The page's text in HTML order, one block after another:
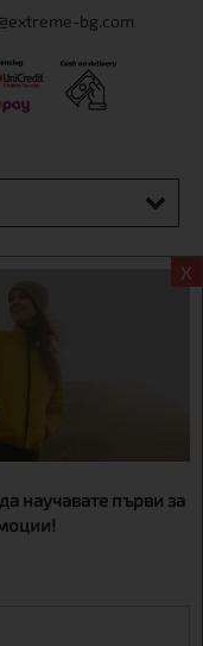
X
научавате първи за
bg.com
адрес
1, магазини
895461012